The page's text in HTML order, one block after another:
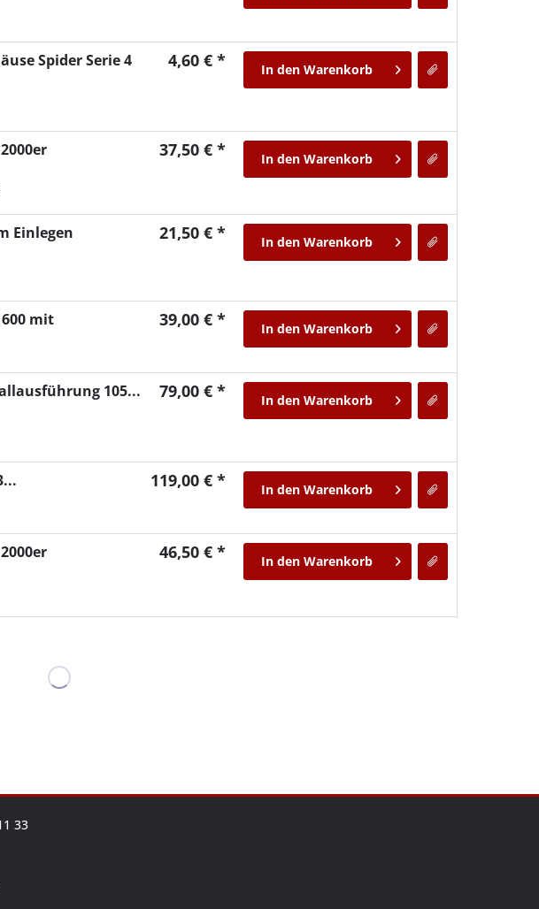
Spider Serie 4
4,60 € * In den Warenkorb
37,50 € * In den Warenkorb
Einlegen 21,50 € * In den Warenkorb
mit
39,00 € * In den Warenkorb
105... 79,00 € * In den Warenkorb
119,00 € * In den Warenkorb
46,50 € * In den Warenkorb
33